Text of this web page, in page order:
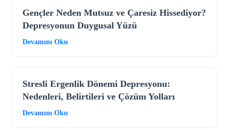
Gençler Neden Mutsuz ve Çaresiz Hissediyor?
Depresyonun Duygusal Yüzü
Devamını Oku
Stresli Ergenlik Dönemi Depresyonu:
Nedenleri, Belirtileri ve Çözüm Yolları
Devamını Oku